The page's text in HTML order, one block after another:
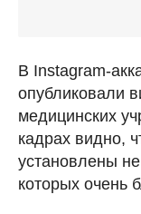
В Instagram-
опубликовали
медицинских
кадрах видно,
установлены
которых очень